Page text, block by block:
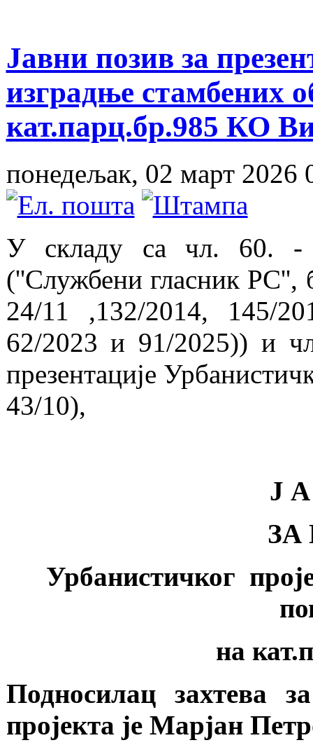
Јавни позив за
изградње стамбених
кат.парц.бр.985 КО
понедељак, 02 март 2026
У складу са чл. 60. -
(''Службени гласник РС'',
24/11 ,132/2014, 145/
62/2023 и 91/2025)) и
презентације
43/10),
Ј
ЗА
Урбанистичког
на
Подносилац захтева
пројекта је Марјан